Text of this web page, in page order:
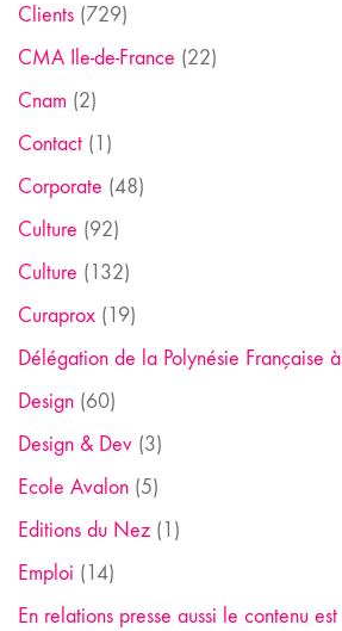
Clients (729)
CMA Ile-de-France (22)
Cnam (2)
Contact (1)
Corporate (48)
Culture (92)
Culture (132)
Curaprox (19)
Délégation de la Polynésie Française
Design (60)
Design & Dev (3)
Ecole Avalon (5)
Editions du Nez (1)
Emploi (14)
En relations presse aussi le contenu